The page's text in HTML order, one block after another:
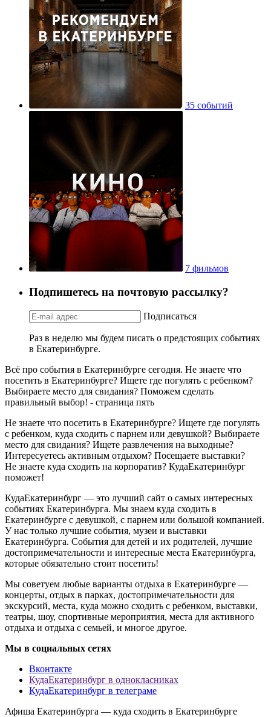
35 событий
7 фильмов
Подпишетесь на почтовую рассылку?
Подписаться
Раз в неделю мы будем писать о предстоящих событиях
в Екатеринбурге.
Всё про события в Екатеринбурге сегодня. Не знаете что
посетить в Екатеринбурге? Ищете где погулять с ребенком?
Выбираете место для свидания? Поможем сделать
правильный выбор! - страница пять
Не знаете что посетить в Екатеринбурге? Ищете где погулять
с ребенком, куда сходить с парнем или девушкой? Выбираете
место для свидания? Ищете развлечения на выходные?
Интересуетесь активным отдыхом? Посещаете выставки?
Не знаете куда сходить на корпоратив? КудаЕкатеринбург
поможет!
КудаЕкатеринбург — это лучший сайт о самых интересных
событиях Екатеринбурга. Мы знаем куда сходить в
Екатеринбурге с девушкой, с парнем или большой компанией.
У нас только лучшие события, музеи и выставки
Екатеринбурга. События для детей и их родителей, лучшие
достопримечательности и интересные места Екатеринбурга,
которые обязательно стоит посетить!
Мы советуем любые варианты отдыха в Екатеринбурге —
концерты, отдых в парках, достопримечательности для
экскурсий, места, куда можно сходить с ребенком, выставки,
театры, шоу, спортивные мероприятия, места для активного
отдыха и отдыха с семьей, и многое другое.
Мы в социальных сетях
Вконтакте
КудаЕкатеринбург в однокласниках
КудаЕкатеринбург в телеграме
Афиша Екатеринбурга — куда сходить в Екатеринбурге